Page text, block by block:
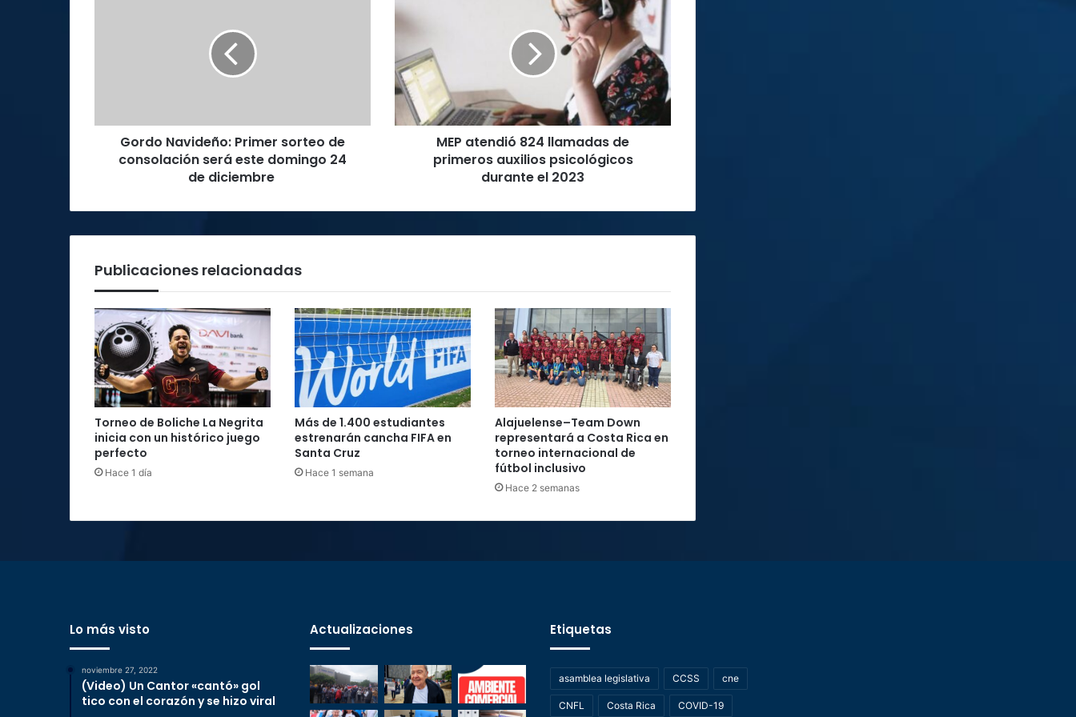
domingo
Gordo Navideño: Primer sorteo de
consolación será este domingo 24
de diciembre
atendió
de
primeros
auxilios
psicológicos
durante
MEP atendió 824 llamadas de
primeros auxilios psicológicos
durante el 2023
Publicaciones relacionadas
Torneo de Boliche La Negrita
inicia con un histórico juego
perfecto
Hace 1 día
Más de 1.400 estudiantes
estrenarán cancha FIFA en
Santa Cruz
Hace 1 semana
Alajuelense–Team Down
representará a Costa Rica en
torneo internacional de
fútbol inclusivo
Hace 2 semanas
Lo más visto
noviembre 27, 2022
(Video) Un Cantor «cantó» gol
tico con el corazón y se hizo viral
Actualizaciones Etiquetas
asamblea legislativa CCSS cne
CNFL Costa Rica COVID-19